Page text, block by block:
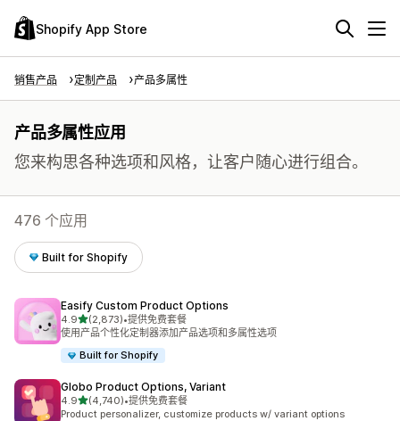
Shopify App Store
销售产品 定制产品 产品多属性
产品多属性应用
您来构思各种选项和风格，让客户随心进行组合。
476 个应用
Built for Shopify
Easify Custom Product Options
4.9星（满分 5 星）
(2,873)
总共 2873 条评论
•提供免费套餐
使用产品个性化定制器添加产品选项和多属性选项
Built for Shopify
Globo Product Options, Variant
4.9星（满分 5 星）
(4,740)
总共 4740 条评论
•提供免费套餐
Product personalizer, customize products w/ variant options